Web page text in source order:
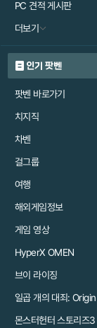
PC 견적 게시판
더보기
인기 팟벤
팟벤 바로가기
치지직
차벤
걸그룹
여행
해외게임정보
게임 영상
HyperX OMEN
브이 라이징
일곱 개의 대죄: Origin
몬스터헌터 스토리즈3